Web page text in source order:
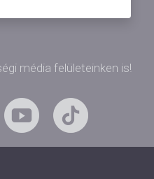
média felületeinken is!